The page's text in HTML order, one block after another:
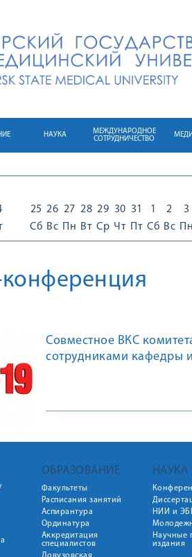
НАУКА
МЕЖДУНАРОДНОЕ
СОТРУДНИЧЕСТВО
25
Сб
26
Вс
27
Пн
28
Вт
29
Ср
30
Чт
31
Пт
1
Сб
2
Вс
3
Совместное ВКС
сотрудниками кафедры
ОБРАЗОВАНИЕ
Факультеты
Расписания занятий
Аспирантура
Ординатура
Аккредитация
специалистов
НАУКА
НИИ и
Научные
издания